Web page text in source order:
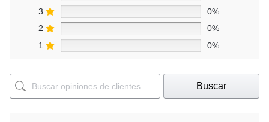
3
0%
2
0%
1
0%
Buscar